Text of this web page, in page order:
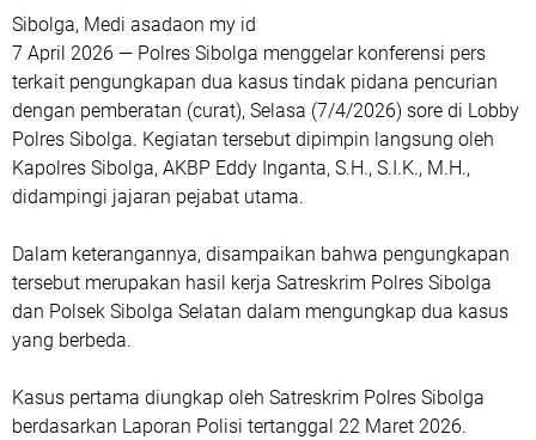
Sibolga, Medi asadaon my id
7 April 2026 — Polres Sibolga menggelar konferensi pers
terkait pengungkapan dua kasus tindak pidana pencurian
dengan pemberatan (curat), Selasa (7/4/2026) sore di Lobby
Polres Sibolga. Kegiatan tersebut dipimpin langsung oleh
Kapolres Sibolga, AKBP Eddy Inganta, S.H., S.I.K., M.H.,
didampingi jajaran pejabat utama.
Dalam keterangannya, disampaikan bahwa pengungkapan
tersebut merupakan hasil kerja Satreskrim Polres Sibolga
dan Polsek Sibolga Selatan dalam mengungkap dua kasus
yang berbeda.
Kasus pertama diungkap oleh Satreskrim Polres Sibolga
berdasarkan Laporan Polisi tertanggal 22 Maret 2026.